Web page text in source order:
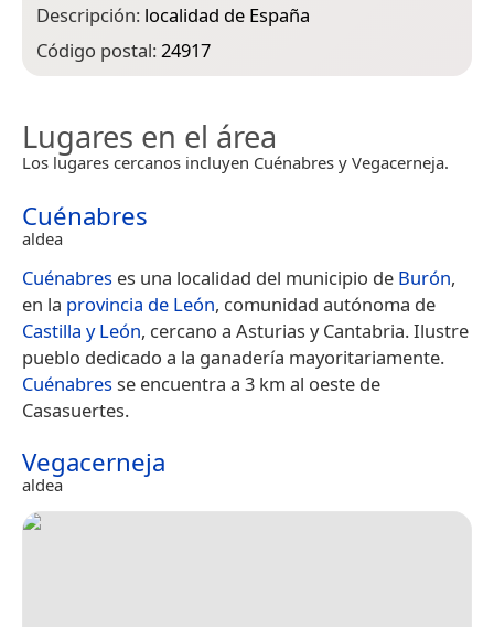
Descripción: localidad de España
Código postal:24917
Lugares en el área
Los lugares cercanos incluyen Cuénabres y Vegacerneja.
Cuénabres
aldea
Cuénabres es una localidad del municipio de Burón,
en la provincia de León, comunidad autónoma de
Castilla y León, cercano a Asturias y Cantabria. Ilustre
pueblo dedicado a la ganadería mayoritariamente.
Cuénabresse encuentra a 3 km al oeste de
Casasuertes.
Vegacerneja
aldea